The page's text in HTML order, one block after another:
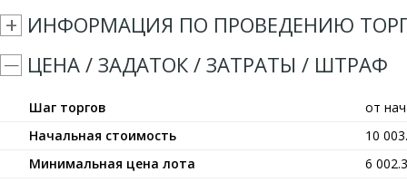
ИНФОРМАЦИЯ ПО ПРОВЕДЕНИЮ
ЦЕНА / ЗАДАТОК / ЗАТРАТЫ / ШТРАФ
Шаг торгов
от
Начальная стоимость
10
Минимальная цена лота
6